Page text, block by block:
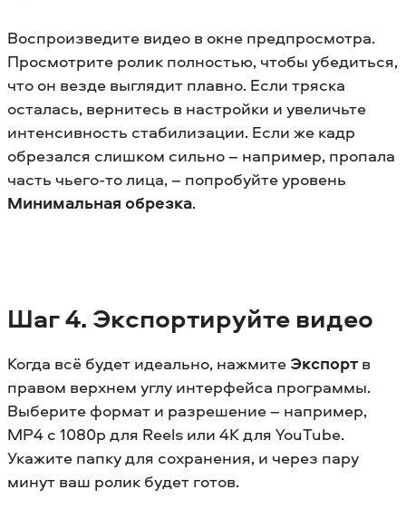
Воспроизведите видео в окне предпросмотра.
Просмотрите ролик полностью, чтобы убедиться,
что он везде выглядит плавно. Если тряска
осталась, вернитесь в настройки и увеличьте
интенсивность стабилизации. Если же кадр
обрезался слишком сильно – например, пропала
часть чьего-то лица, – попробуйте уровень
Минимальная обрезка.
Шаг 4. Экспортируйте видео
Когда всё будет идеально, нажмите Экспорт в
правом верхнем углу интерфейса программы.
Выберите формат и разрешение – например,
MP4 с 1080p для Reels или 4K для YouTube.
Укажите папку для сохранения, и через пару
минут ваш ролик будет готов.